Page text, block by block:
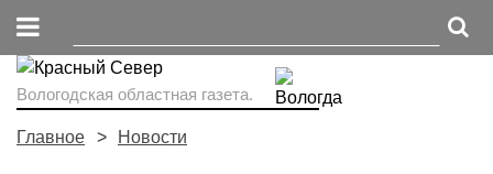
Вологодская областная газета.
Главное Новости